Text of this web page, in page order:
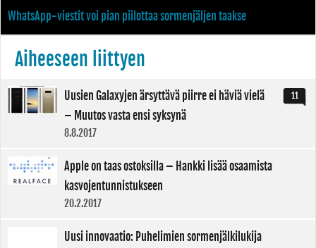
WhatsApp-viestit voi pian piilottaa sormenjäljen taakse
Aiheeseen liittyen
11
Uusien Galaxyjen ärsyttävä piirre ei häviä vielä
– Muutos vasta ensi syksynä
8.8.2017
Apple on taas ostoksilla – Hankki lisää osaamista
kasvojentunnistukseen
20.2.2017
Uusi innovaatio: Puhelimien sormenjälkilukija